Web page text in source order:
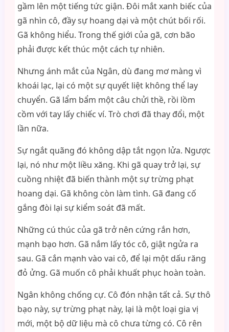
gầm lên một tiếng tức giận. Đôi mắt xanh biếc của
gã nhìn cô, đầy sự hoang dại và một chút bối rối.
Gã không hiểu. Trong thế giới của gã, cơn bão
phải được kết thúc một cách tự nhiên.
Nhưng ánh mắt của Ngân, dù đang mơ màng vì
khoái lạc, lại có một sự quyết liệt không thể lay
chuyển. Gã lẩm bẩm một câu chửi thề, rồi lồm
cồm với tay lấy chiếc ví. Trò chơi đã thay đổi, một
lần nữa.
Sự ngắt quãng đó không dập tắt ngọn lửa. Ngược
lại, nó như một liều xăng. Khi gã quay trở lại, sự
cuồng nhiệt đã biến thành một sự trừng phạt
hoang dại. Gã không còn làm tình. Gã đang cố
gắng đòi lại sự kiểm soát đã mất.
Những cú thúc của gã trở nên cứng rắn hơn,
mạnh bạo hơn. Gã nắm lấy tóc cô, giật ngửa ra
sau. Gã cắn mạnh vào vai cô, để lại một dấu răng
đỏ ửng. Gã muốn cô phải khuất phục hoàn toàn.
Ngân không chống cự. Cô đón nhận tất cả. Sự thô
bạo này, sự trừng phạt này, lại là một loại gia vị
mới, một bộ dữ liệu mà cô chưa từng có. Cô rên